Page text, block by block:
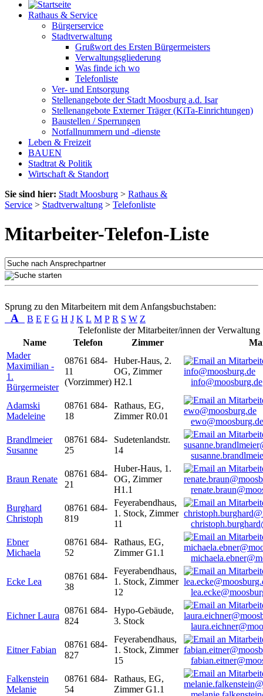
Rathaus & Service
Bürgerservice
Stadtverwaltung
Grußwort des Ersten Bürgermeisters
Verwaltungsgliederung
Was finde ich wo
Telefonliste
Ver- und Entsorgung
Stellenangebote der Stadt Moosburg a.d. Isar
Stellenangebote Externer Träger (KiTa-Einrichtungen)
Baustellen / Sperrungen
Notfallnummern und -dienste
Leben & Freizeit
BAUEN
Stadtrat & Politik
Wirtschaft & Standort
Sie sind hier: Stadt Moosburg > Rathaus &
Service > Stadtverwaltung > Telefonliste
Mitarbeiter-Telefon-Liste
Sprung zu den Mitarbeitern mit dem Anfangsbuchstaben:
A B E F G H J K L M P R S W Z
Telefonliste der Mitarbeiter/innen der Verwaltung
Name
Telefon Zimmer
Mader
Maximilian -
1.
Bürgermeister
08761 684-
11
(Vorzimmer)
Huber-Haus, 2.
OG, Zimmer
H2.1
info@moosburg.de
Adamski
Madeleine
08761 684-
18
Rathaus, EG,
Zimmer R0.01
ewo@moosburg.de
Brandlmeier
Susanne
08761 684-
25
Sudetenlandstr.
14
Braun Renate
08761 684-
21
Huber-Haus, 1.
OG, Zimmer
H1.1
Burghard
Christoph
08761 684-
819
Feyerabendhaus,
1. Stock, Zimmer
11
Ebner
Michaela
08761 684-
52
Rathaus, EG,
Zimmer G1.1
Ecke Lea
08761 684-
38
Feyerabendhaus,
1. Stock, Zimmer
12
Eichner Laura
08761 684-
824
Hypo-Gebäude,
3. Stock
Eitner Fabian
08761 684-
827
Feyerabendhaus,
1. Stock, Zimmer
15
Falkenstein
Melanie
08761 684-
54
Rathaus, EG,
Zimmer G1.1